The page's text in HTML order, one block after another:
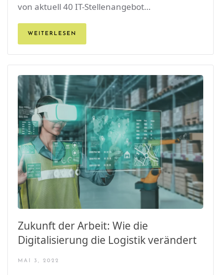
von aktuell 40 IT-Stellenangebot…
WEITERLESEN
Zukunft der Arbeit: Wie die
Digitalisierung die Logistik verändert
MAI 3, 2022